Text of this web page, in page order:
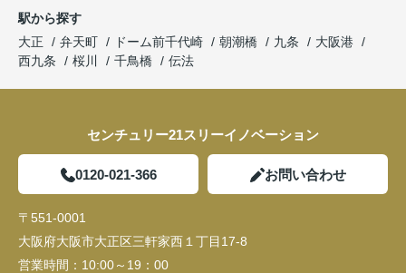
駅から探す
大正
弁天町 ドーム前千代崎 朝潮橋 九条
大阪港
西九条
桜川 千鳥橋 伝法
センチュリー21スリーイノベーション
0120-021-366 お問い合わせ
〒551-0001
大阪府大阪市大正区三軒家西１丁目17-8
営業時間： 10:00～19：00